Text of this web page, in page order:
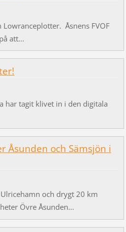
Åsnens FVOF
att...
har tagit klivet in i den digitala
Åsunden och Sämsjön i
och drygt 20 km
Övre Åsunden...